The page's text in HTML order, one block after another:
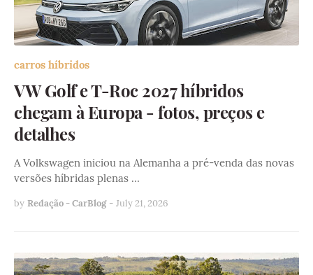
carros híbridos
VW Golf e T-Roc 2027 híbridos
chegam à Europa - fotos, preços e
detalhes
A Volkswagen iniciou na Alemanha a pré-venda das novas
versões híbridas plenas …
by Redação - CarBlog - July 21, 2026